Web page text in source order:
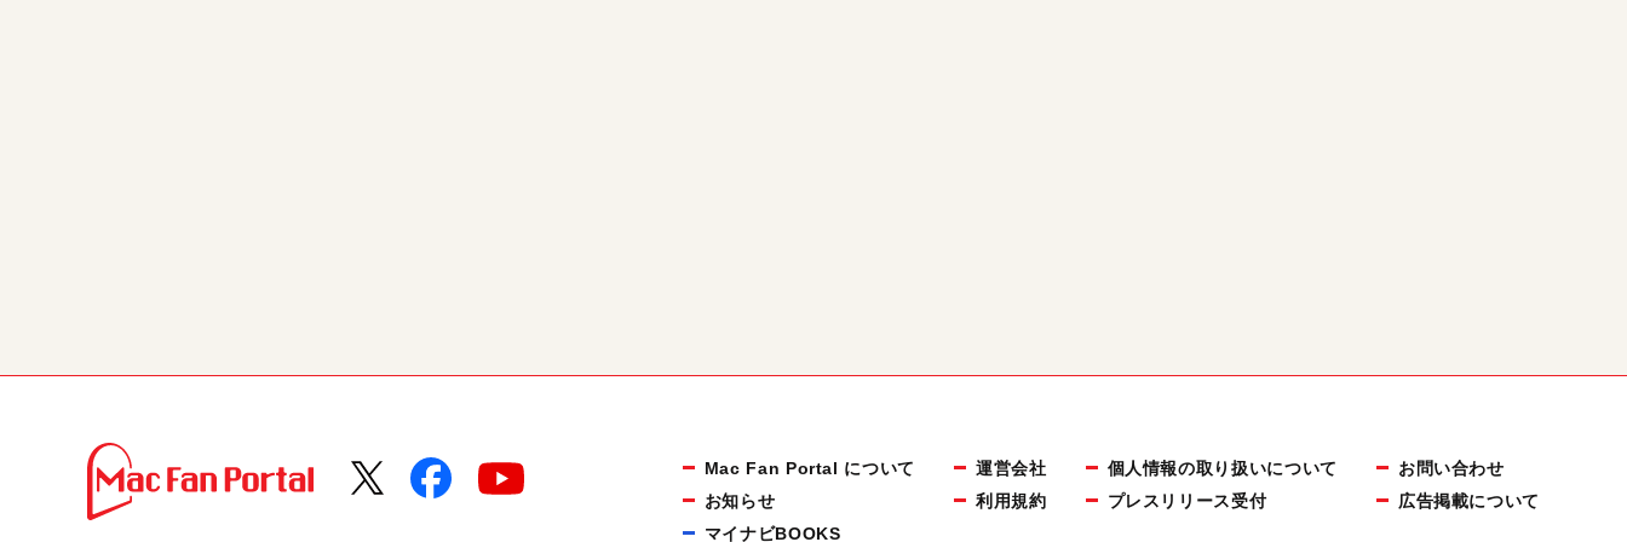
Mac Fan Portal について
お知らせ
マイナビBOOKS
運営会社
利用規約
個人情報の取り扱いについて
プレスリリース受付
お問い合わせ
広告掲載について